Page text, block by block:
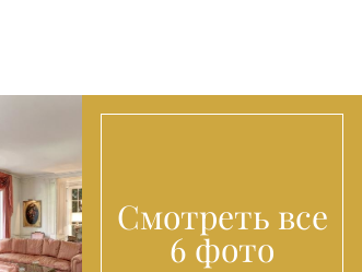
Смотреть все
6 фото